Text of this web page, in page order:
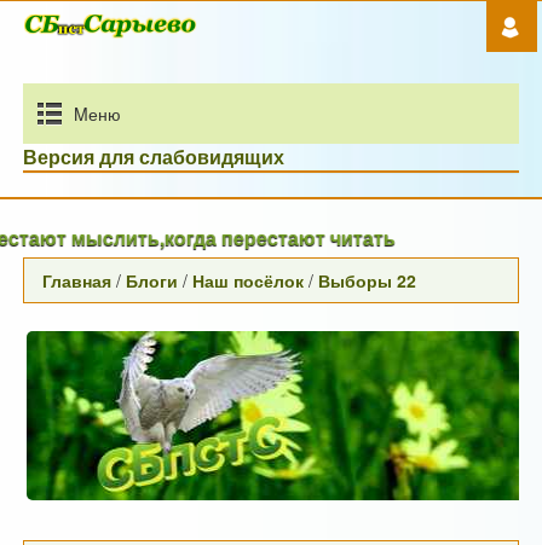
Mеню
Версия для слабовидящих
перестают читать
Главная / Блоги / Наш посёлок / Выборы 22